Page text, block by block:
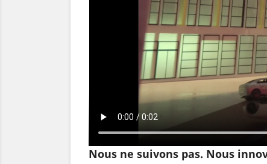
Nous ne suivons pas. Nous